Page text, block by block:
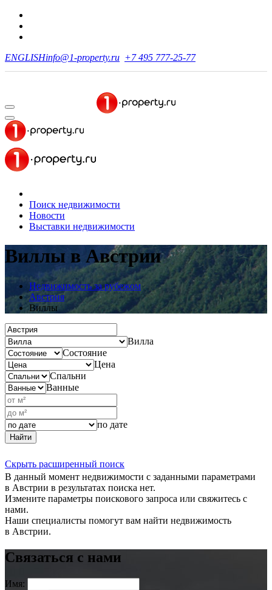
ENGLISHinfo@1-property.ru +7 495 777-25-77
Поиск недвижимости
Новости
Выставки недвижимости
Виллы в Австрии
Недвижимость за рубежом
Австрия
Виллы
Вилла
Состояние
Цена
Спальни
Ванные
по дате
Найти
Скрыть расширенный поиск
В данный момент недвижимости с заданными параметрами
в Австрии в результатах поиска нет.
Измените параметры поискового запроса или свяжитесь с
нами.
Наши специалисты помогут вам найти недвижимость
в Австрии.
Связаться с нами
Имя: